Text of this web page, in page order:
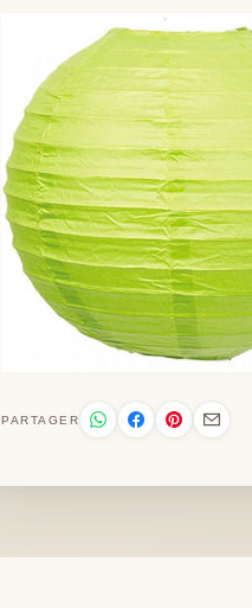
PARTAGER